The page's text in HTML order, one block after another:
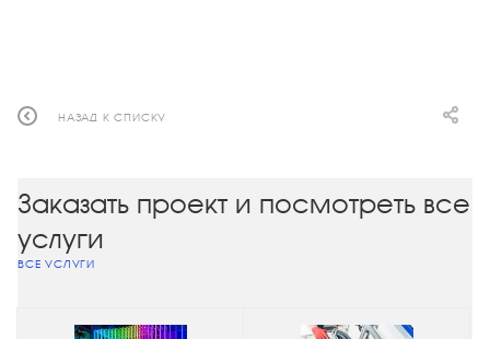
НАЗАД К СПИСКУ
Заказать проект и посмотреть все
услуги
ВСЕ УСЛУГИ